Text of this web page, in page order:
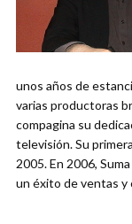
unos años de
varias productoras
compagina su
televisión. Su
2005. En 2006,
un éxito de ventas y